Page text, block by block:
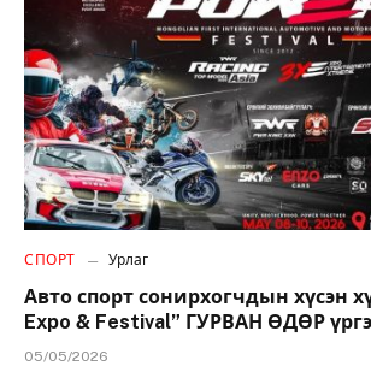
СПОРТ Урлаг
Авто спорт сонирхогчдын хүсэн
Expo & Festival” ГУРВАН ӨДӨР
05/05/2026